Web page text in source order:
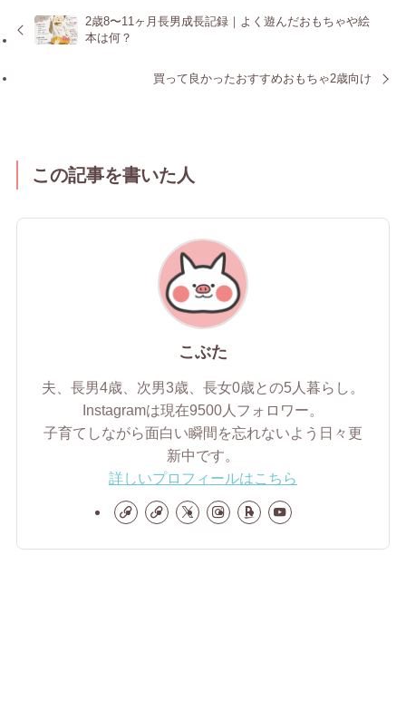
2歳8〜11ヶ月長男成長記録｜よく遊んだおもちゃや絵
本は何？
買って良かったおすすめおもちゃ2歳向け
この記事を書いた人
こぶた
夫、長男4歳、次男3歳、長女0歳との5人暮らし。
Instagramは現在9500人フォロワー。
子育てしながら面白い瞬間を忘れないよう日々更
新中です。
詳しいプロフィールはこちら